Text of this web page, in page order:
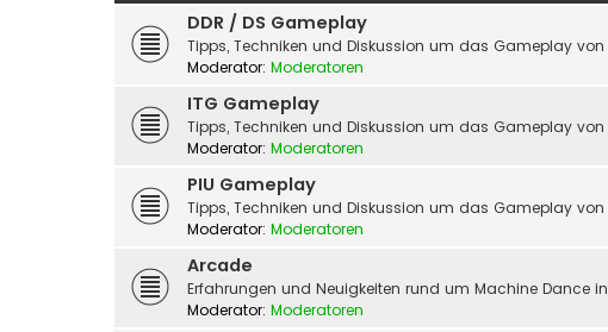
DDR / DS Gameplay
Tipps, Techniken und Diskussion um das Gameplay
Moderator: Moderatoren
ITG Gameplay
Tipps, Techniken und Diskussion um das Gameplay von
Moderator: Moderatoren
PIU Gameplay
Tipps, Techniken und Diskussion um das Gameplay von
Moderator: Moderatoren
Arcade
Erfahrungen und Neuigkeiten rund um Machine Dance
Moderator: Moderatoren